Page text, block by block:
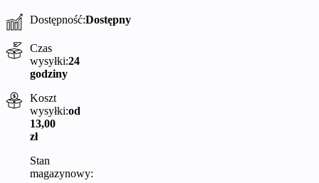
Dostępność:Dostępny
Czas
wysyłki:24
godziny
Koszt
wysyłki:od
13,00
zł
Stan
magazynowy: